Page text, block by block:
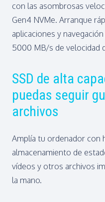
con las asombrosas
Gen4 NVMe. Arranque
aplicaciones y
5000 MB/s de velocidad
SSD de alta
puedas seguir
archivos
Amplía tu ordenador con
almacenamiento de
vídeos y otros archivos
la mano.